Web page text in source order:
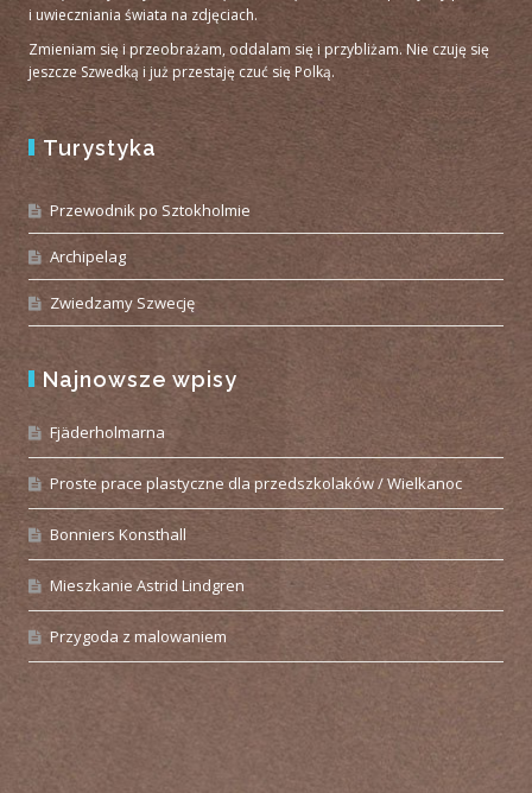
i uwieczniania świata na zdjęciach.
Zmieniam się i przeobrażam, oddalam się i przybliżam. Nie czuję się
jeszcze Szwedką i już przestaję czuć się Polką.
Turystyka
Przewodnik po Sztokholmie
Archipelag
Zwiedzamy Szwecję
Najnowsze wpisy
Fjäderholmarna
Proste prace plastyczne dla przedszkolaków / Wielkanoc
Bonniers Konsthall
Mieszkanie Astrid Lindgren
Przygoda z malowaniem